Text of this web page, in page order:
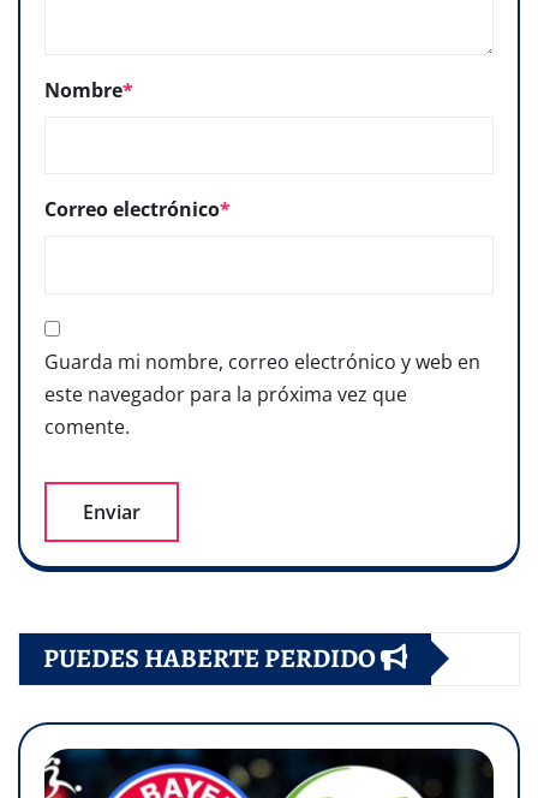
Nombre*
Correo electrónico*
Guarda mi nombre, correo electrónico y web en
este navegador para la próxima vez que
comente.
PUEDES HABERTE PERDIDO